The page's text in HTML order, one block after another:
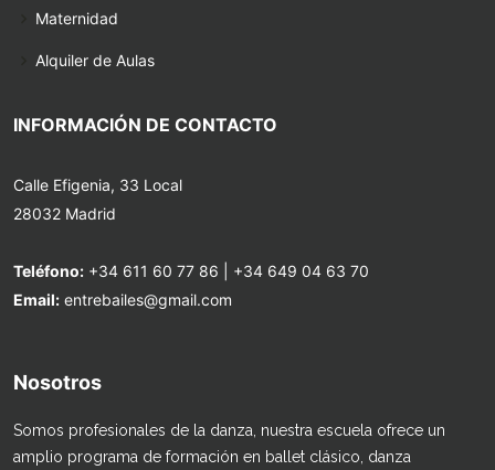
Maternidad
Alquiler de Aulas
INFORMACIÓN DE CONTACTO
Calle Efigenia, 33 Local
28032 Madrid
Teléfono: +34 611 60 77 86
+34 649 04 63 70
Email: entrebailes@gmail.com
Nosotros
Somos profesionales de la danza, nuestra escuela ofrece un
amplio programa de formación en ballet clásico, danza